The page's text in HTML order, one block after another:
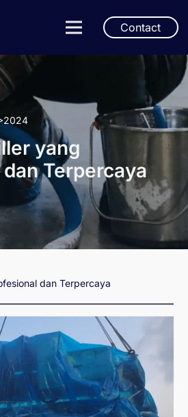
Contact
yang
Terpercaya
dan Terpercaya